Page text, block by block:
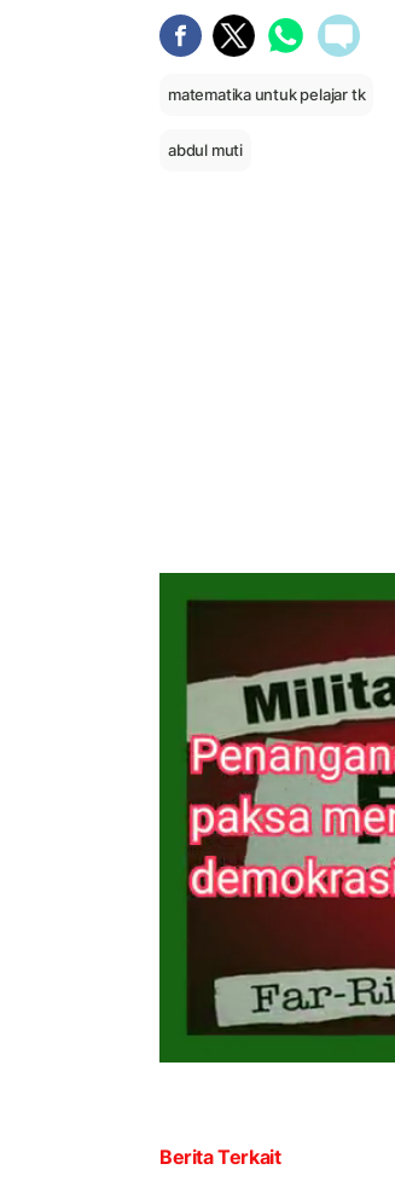
matematika untuk pelajar tk
abdul muti
Berita Terkait